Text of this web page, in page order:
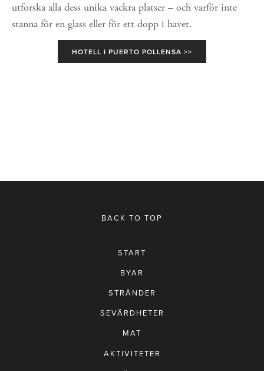
utforska alla dess unika vackra platser – och varför inte
stanna för en glass eller för ett dopp i havet.
HOTELL I PUERTO POLLENSA >>
BACK TO TOP
START
BYAR
STRÄNDER
SEVÄRDHETER
MAT
AKTIVITETER